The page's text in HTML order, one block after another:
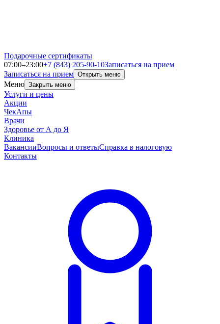
Подарочные сертификаты
07:00–23:00+7 (843) 205-90-10Записаться на прием
Записаться на прием Открыть меню
Меню Закрыть меню
Услуги и цены
Акции
ЧекАпы
Врачи
Здоровье от А до Я
Клиника
ВакансииВопросы и ответыСправка в налоговую
Контакты